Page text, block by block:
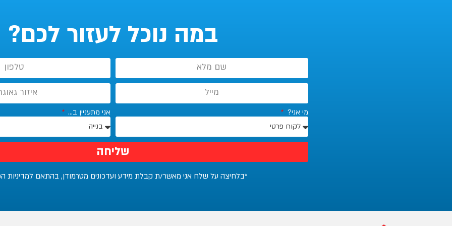
במה נוכל לעזור לכם?
מי אני? אני מתעניין ב...
שליחה
*בלחיצה על שלח אני מאשר/ת קבלת מידע ועדכונים מטרמודן, בהתאם למדיניות